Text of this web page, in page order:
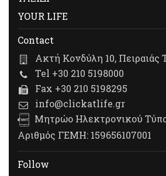
YOUR LIFE
Contact
Ακτή Κονδύλη 10, Πειραιάς
Tel +30 210 5198000
Fax +30 210 5198295
info@clickatlife.gr
Μητρώο Ηλεκτρονικού
Αριθμός ΓΕΜΗ: 159656107001
Follow